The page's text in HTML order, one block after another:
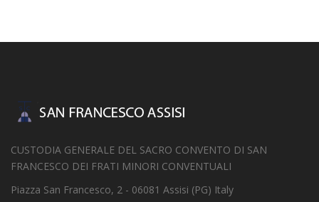
CUSTODIA GENERALE DEL SACRO CONVENTO DI SAN
FRANCESCO DEI FRATI MINORI CONVENTUALI
Piazza San Francesco, 2 - 06081 Assisi (PG) Italy